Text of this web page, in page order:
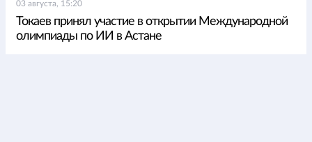
03 августа, 15:20
Токаев принял участие в открытии Международной
олимпиады по ИИ в Астане